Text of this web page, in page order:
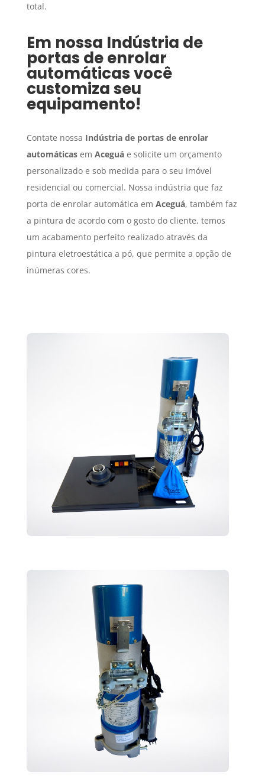
total.
Em nossa Indústria de
portas de enrolar
automáticasvocê
customiza seu
equipamento!
Contate nossa Indústria de portas de enrolar
automáticasem Aceguáe solicite um orçamento
personalizado e sob medida para o seu imóvel
residencial ou comercial. Nossa indústria que faz
porta de enrolar automática em Aceguá, também faz
a pintura de acordo com o gosto do cliente, temos
um acabamento perfeito realizado através da
pintura eletroestática a pó, que permite a opção de
inúmeras cores.